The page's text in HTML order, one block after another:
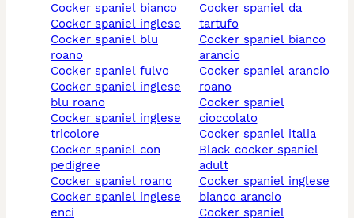
cocker spaniel bianco
cocker spaniel inglese
cocker spaniel blu
roano
cocker spaniel fulvo
cocker spaniel inglese
blu roano
cocker spaniel inglese
tricolore
cocker spaniel con
pedigree
cocker spaniel roano
cocker spaniel inglese
enci
cocker spaniel da
tartufo
cocker spaniel bianco
arancio
cocker spaniel arancio
roano
cocker spaniel
cioccolato
cocker spaniel italia
black cocker spaniel
adult
cocker spaniel inglese
bianco arancio
cocker spaniel